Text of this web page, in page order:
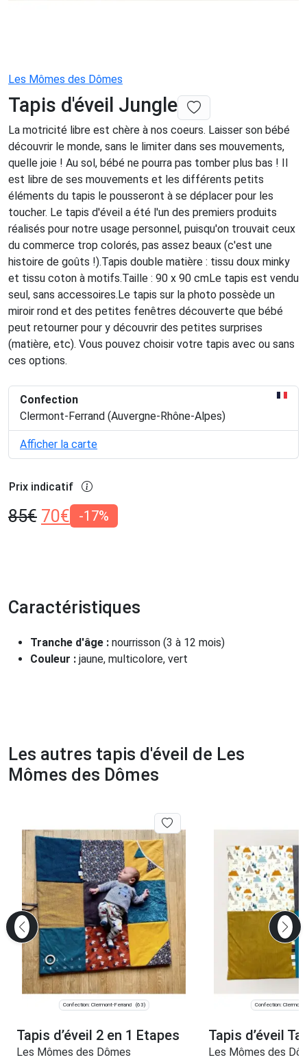
Les Mômes des Dômes
Tapis d'éveil Jungle
La motricité libre est chère à nos coeurs. Laisser son bébé
découvrir le monde, sans le limiter dans ses mouvements,
quelle joie ! Au sol, bébé ne pourra pas tomber plus bas ! Il
est libre de ses mouvements et les différents petits
éléments du tapis le pousseront à se déplacer pour les
toucher. Le tapis d'éveil a été l'un des premiers produits
réalisés pour notre usage personnel, puisqu'on trouvait ceux
du commerce trop colorés, pas assez beaux (c'est une
histoire de goûts !).Tapis double matière : tissu doux minky
et tissu coton à motifs.Taille : 90 x 90 cmLe tapis est vendu
seul, sans accessoires.Le tapis sur la photo possède un
miroir rond et des petites fenêtres découverte que bébé
peut retourner pour y découvrir des petites surprises
(matière, etc). Vous pouvez choisir votre tapis avec ou sans
ces options.
Confection
Clermont-Ferrand (Auvergne-Rhône-Alpes)
Afficher la carte
Prix indicatif
85€ 70€ -17%
Caractéristiques
Tranche d'âge : nourrisson (3 à 12 mois)
Couleur : jaune, multicolore, vert
Les autres tapis d'éveil de Les
Mômes des Dômes
Confection: Clermont-Ferrand (63)
Tapis d’éveil 2 en 1 Etapes
Les Mômes des Dômes
Confection: Clermont-
Tapis d’éveil
Les Mômes des